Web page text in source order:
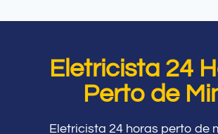
Eletricista 24
Perto de
Eletricista 24 horas perto de